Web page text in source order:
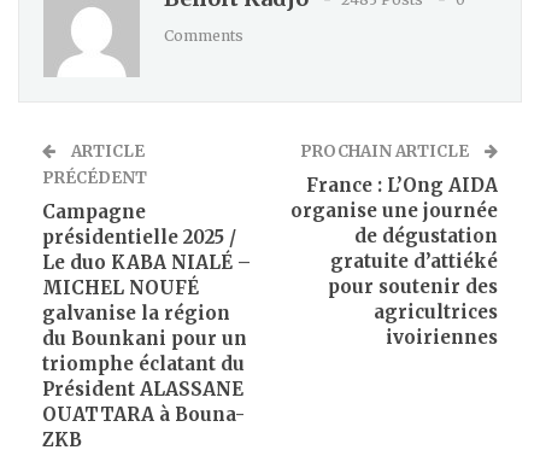
Comments
ARTICLE
PRÉCÉDENT
Campagne
présidentielle 2025 /
Le duo KABA NIALÉ –
MICHEL NOUFÉ
galvanise la région
du Bounkani pour un
triomphe éclatant du
Président ALASSANE
OUATTARA à Bouna-
ZKB
PROCHAIN ARTICLE
France : L’Ong AIDA
organise une journée
de dégustation
gratuite d’attiéké
pour soutenir des
agricultrices
ivoiriennes